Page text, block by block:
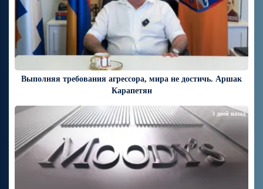
Выполняя требования агрессора, мира не достичь. Аршак
Карапетян
3 дней назад